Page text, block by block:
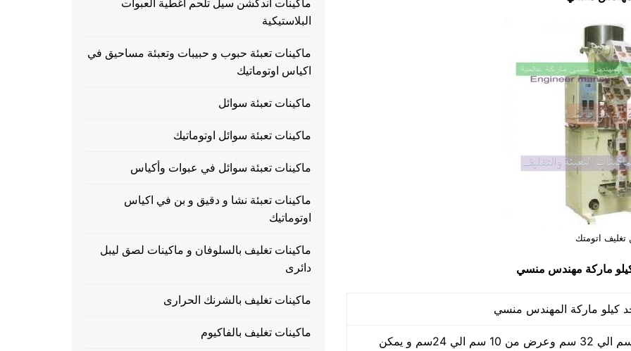
تغليف اتومتك
طول الكيس من 10 سم الي 32 سم وعرض من 10 سم الي 24سم و يمكن
ماكينات اندكشن سيل تلحم اغطية العبوات
البلاستيكية
ماكينات تعبئة حبوب و حبيبات وتعبئة مساحيق في
اكياس اوتوماتيك
ماكينات تعبئة سوائل
ماكينات تعبئة سوائل اوتوماتيك
ماكينات تعبئة سوائل في عبوات وأكياس
ماكينات تعبئة نشا و دقيق و بن في اكياس
اوتوماتيك
ماكينات تغليف بالسلوفان و ماكينات لصق ليبل
دائرى
ماكينات تغليف بالشرنك الحرارى
ماكينات تغليف بالفاكيوم